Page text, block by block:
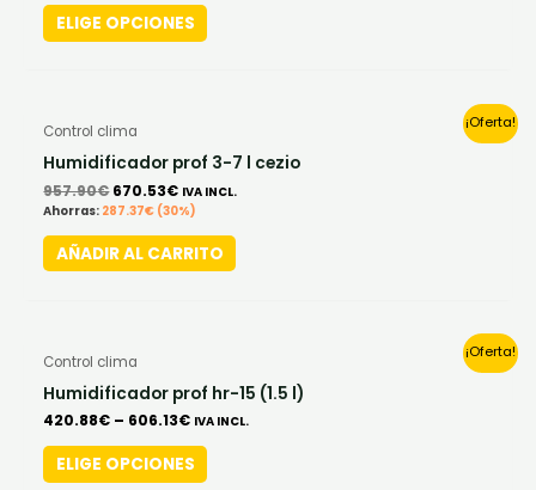
ELIGE OPCIONES variants.
The
chosen
on
product
¡Oferta!
Control clima
Humidificador prof 3-7 l cezio
957.90€
price
was:
957.90€.
670.53€
is:
670.53€.
IVA INCL.
Ahorras: 287.37€ (30%)
AÑADIR AL CARRITO
¡Oferta!
Control clima
Humidificador prof hr-15 (1.5 l)
420.88€ – 606.13€ IVA INCL.
ELIGE OPCIONES
product
has
multiple
variants.